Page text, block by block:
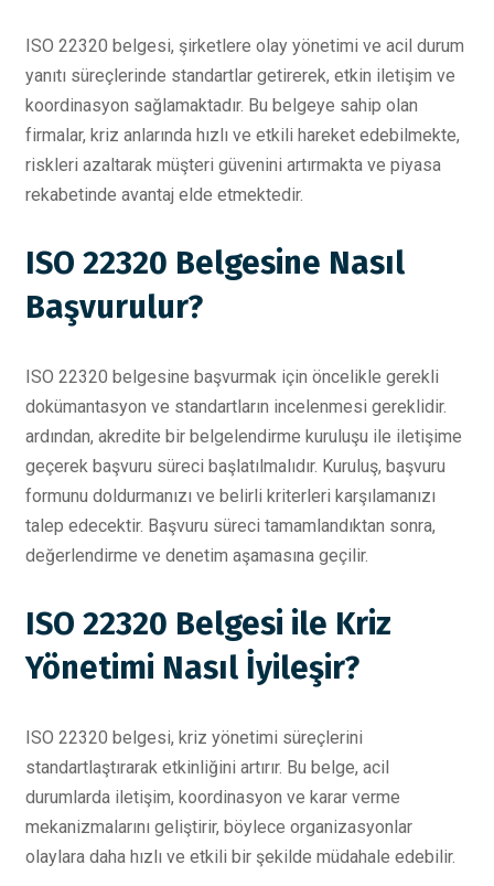
ISO 22320 belgesi, şirketlere olay yönetimi ve acil durum
yanıtı süreçlerinde standartlar getirerek, etkin iletişim ve
koordinasyon sağlamaktadır. Bu belgeye sahip olan
firmalar, kriz anlarında hızlı ve etkili hareket edebilmekte,
riskleri azaltarak müşteri güvenini artırmakta ve piyasa
rekabetinde avantaj elde etmektedir.
ISO 22320 Belgesine Nasıl
Başvurulur?
ISO 22320 belgesine başvurmak için öncelikle gerekli
dokümantasyon ve standartların incelenmesi gereklidir.
ardından, akredite bir belgelendirme kuruluşu ile iletişime
geçerek başvuru süreci başlatılmalıdır. Kuruluş, başvuru
formunu doldurmanızı ve belirli kriterleri karşılamanızı
talep edecektir. Başvuru süreci tamamlandıktan sonra,
değerlendirme ve denetim aşamasına geçilir.
ISO 22320 Belgesi ile Kriz
Yönetimi Nasıl İyileşir?
ISO 22320 belgesi, kriz yönetimi süreçlerini
standartlaştırarak etkinliğini artırır. Bu belge, acil
durumlarda iletişim, koordinasyon ve karar verme
mekanizmalarını geliştirir, böylece organizasyonlar
olaylara daha hızlı ve etkili bir şekilde müdahale edebilir.